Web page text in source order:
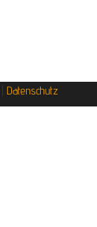
Datenschutz